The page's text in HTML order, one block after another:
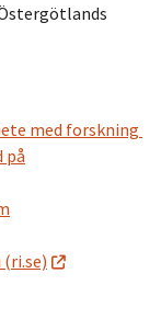
med forskning
på
(ri.se)